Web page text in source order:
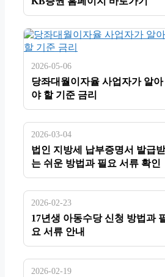
2026-05-06
당좌대월이자율 사업자가 알아
야 할 기준 금리
2026-03-04
법인 지방세 납부증명서 발급받
는 쉬운 방법과 필요 서류 확인
2026-02-23
17년생 아동수당 신청 방법과
요 서류 안내
2026-02-19